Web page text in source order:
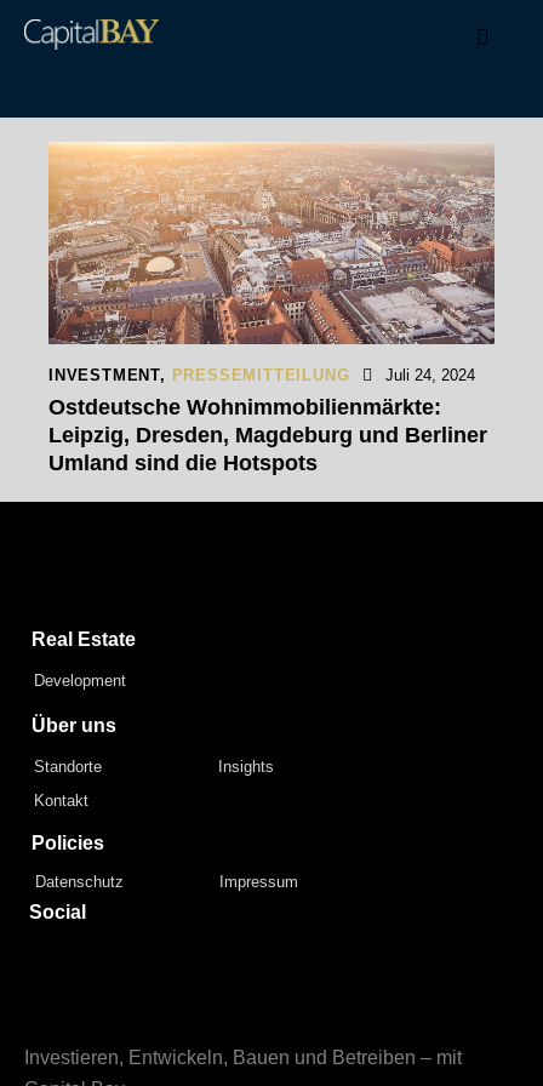
INVESTMENT, PRESSEMITTEILUNG Juli 24, 2024
Ostdeutsche Wohnimmobilienmärkte:
Leipzig, Dresden, Magdeburg und Berliner
Umland sind die Hotspots
Real Estate
Development
Über uns
Standorte
Insights
Kontakt
Policies
Datenschutz Impressum
Social
Investieren, Entwickeln, Bauen und Betreiben – mit